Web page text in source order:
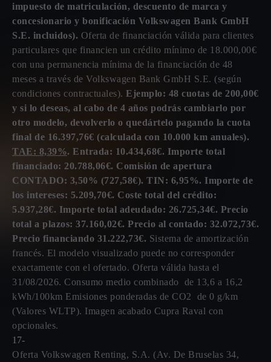
impuesto de matriculación, descuento de marca y
concesionario y bonificación Volkswagen Bank GmbH
S.E. incluidos). Oferta de financiación válida para clientes
particulares que financien un crédito mínimo de 18.000,00€
con una permanencia mínima de la financiación de 48
meses a través de Volkswagen Bank GmbH S.E. (según
condiciones contractuales). Ejemplo: 48 cuotas de 200,00€
y si lo deseas, al cabo de 4 años podrás cambiarlo por
otro modelo, devolverlo o quedártelo pagando la cuota
final de 16.397,76€ (calculada con 10.000 km anuales).
TAE: 8,39%. Entrada: 10.434,68€. Importe total
financiado: 20.788,06€. Comisión de apertura
CONTADO: 3,50% (727,58€). TIN: 6,95%. Importe de
los intereses: 5.209,70€. Coste total del crédito:
5.937,28€. Importe total adeudado: 26.725,34€. Precio
total a plazos: 37.160,02€. Precio al contado: 32.072,73€.
Precio financiando 31.222,73€. Sistema de amortización
francés. El modelo visualizado puede no corresponder
exactamente con el ofertado. Oferta válida hasta el
31/08/2026. Consumo medio combinado de 13,6 a 16,2
kWh/100km Emisiones ponderadas de CO2 de 0 g/km
(Valores WLTP). Imagen acabado Cupra Raval con
opcionales.
17-
Oferta Volkswagen Renting, S.A. (Av. De Bruselas 34,